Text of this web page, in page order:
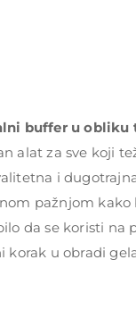
buffer u obliku
alat za sve koji
i
pažnjom kako
da se koristi na
korak u obradi